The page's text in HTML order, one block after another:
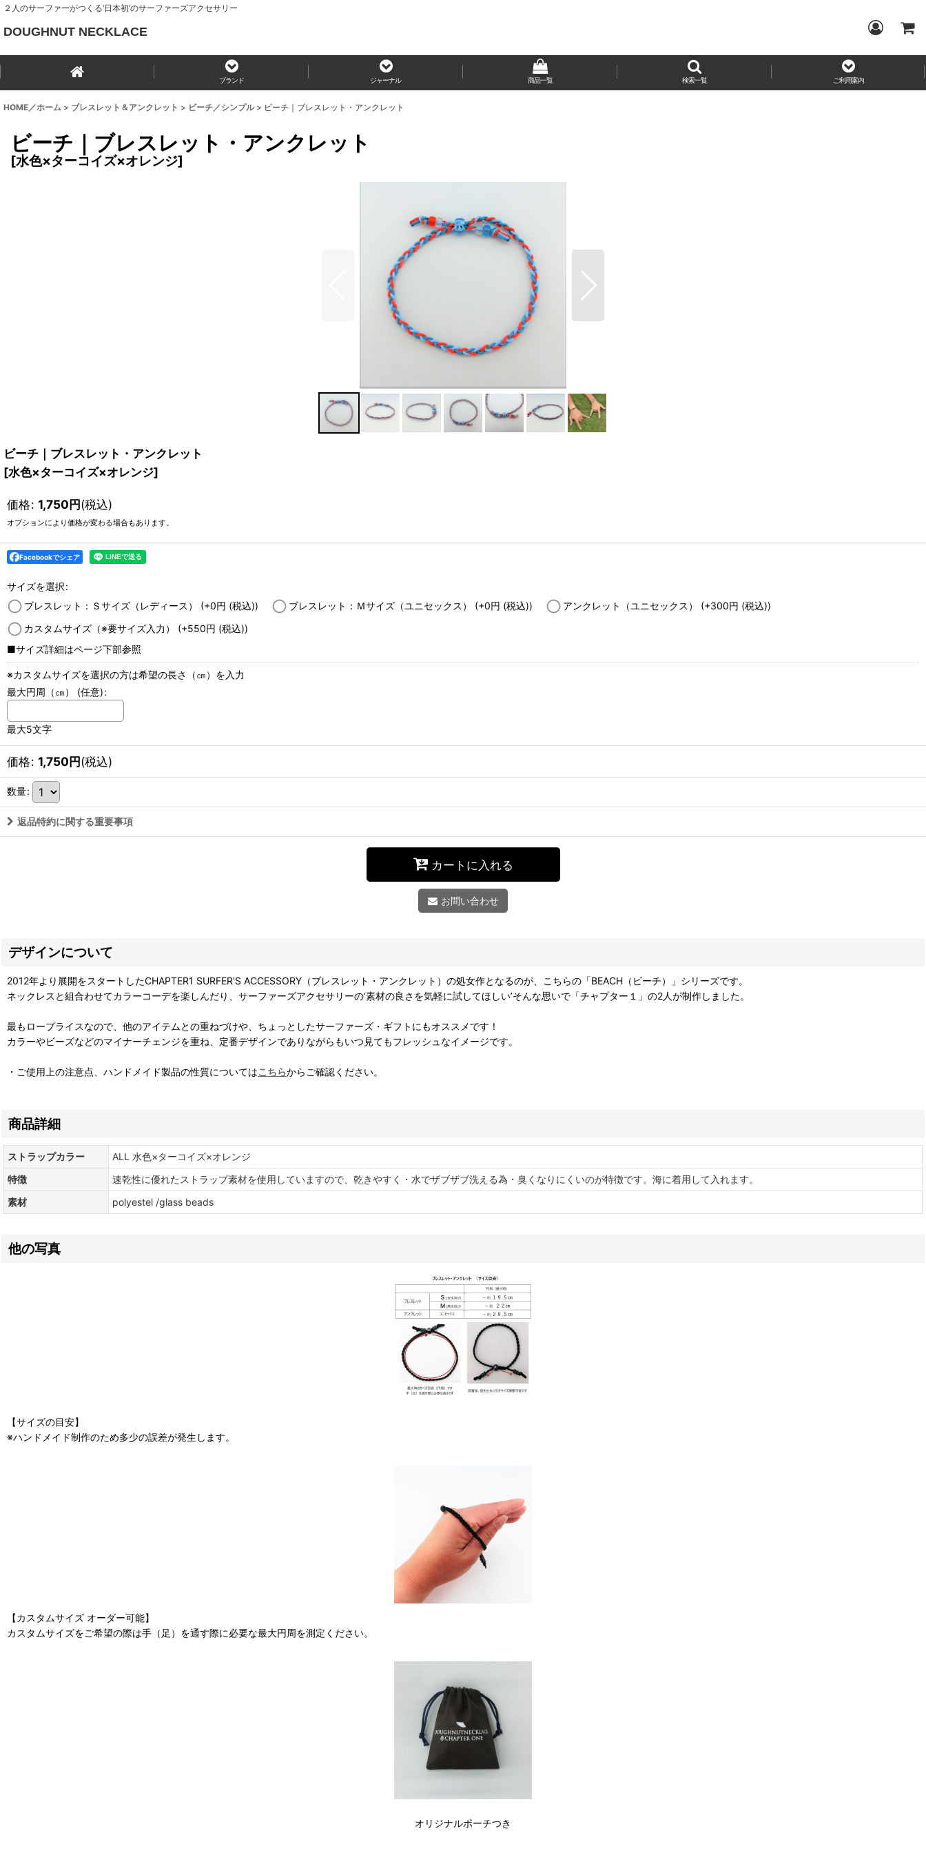
２人のサーファーがつくる‘日本初’のサーファーズアクセサリー
DOUGHNUT NECKLACE
ブランド ジャーナル 商品一覧 検索一覧 ご利用案内
HOME／ホーム > ブレスレット＆アンクレット > ビーチ／シンプル > ビーチ｜ブレスレット・アンクレット
ビーチ｜ブレスレット・アンクレット
[水色×ターコイズ×オレンジ]
ビーチ｜ブレスレット・アンクレット
[水色×ターコイズ×オレンジ]
価格: 1,750円(税込)
オプションにより価格が変わる場合もあります。
Facebookでシェア
サイズを選択:
ブレスレット：Ｓサイズ（レディース） (+0円 (税込)) ブレスレット：Ｍサイズ（ユニセックス） (+0円 (税込)) アンクレット（ユニセックス） (+300円 (税込))
カスタムサイズ（※要サイズ入力） (+550円 (税込))
■サイズ詳細はページ下部参照
※カスタムサイズを選択の方は希望の長さ（㎝）を入力
最大円周（㎝） (任意):
最大5文字
価格: 1,750円(税込)
数量:
返品特約に関する重要事項
カートに入れる
お問い合わせ
デザインについて
2012年より展開をスタートしたCHAPTER1 SURFER'S ACCESSORY（ブレスレット・アンクレット）の処女作となるのが、こちらの「BEACH（ビーチ）」シリーズです。
ネックレスと組合わせてカラーコーデを楽しんだり、サーファーズアクセサリーの‘素材の良さを気軽に試してほしい’そんな思いで「チャプター１」の2人が制作しました。
最もロープライスなので、他のアイテムとの重ねづけや、ちょっとしたサーファーズ・ギフトにもオススメです！
カラーやビーズなどのマイナーチェンジを重ね、定番デザインでありながらもいつ見てもフレッシュなイメージです。
・ご使用上の注意点、ハンドメイド製品の性質についてはこちらからご確認ください。
商品詳細
ストラップカラー
ALL 水色×ターコイズ×オレンジ
特徴
速乾性に優れたストラップ素材を使用していますので、乾きやすく・水でザブザブ洗える為・臭くなりにくいのが特徴です。海に着用して入れます。
素材
polyestel /glass beads
他の写真
【サイズの目安】
※ハンドメイド制作のため多少の誤差が発生します。
【カスタムサイズ オーダー可能】
カスタムサイズをご希望の際は手（足）を通す際に必要な最大円周を測定ください。
オリジナルポーチつき